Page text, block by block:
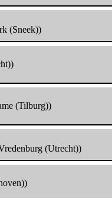
(Sneek))
(Tilburg))
(Utrecht))